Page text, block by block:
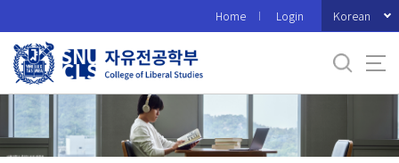
로
메
Home Login Korean